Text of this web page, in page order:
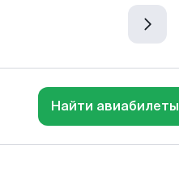
Найти авиабилеты